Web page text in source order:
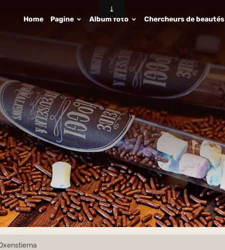
Home Pagine Album foto Chercheurs de beautés